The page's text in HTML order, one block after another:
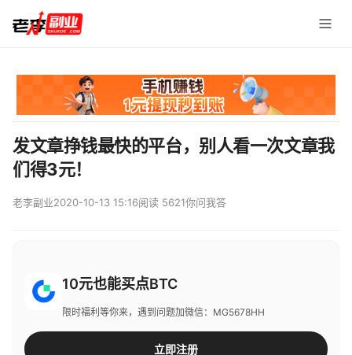
发文章挣钱最快的平台，别人看一次文章我
们得3元！
老李副业2020-10-13 15:16阅读 5621你问我答
10元也能买点BTC
限时福利等你来，遇到问题加微信：MG5678HH
立即注册